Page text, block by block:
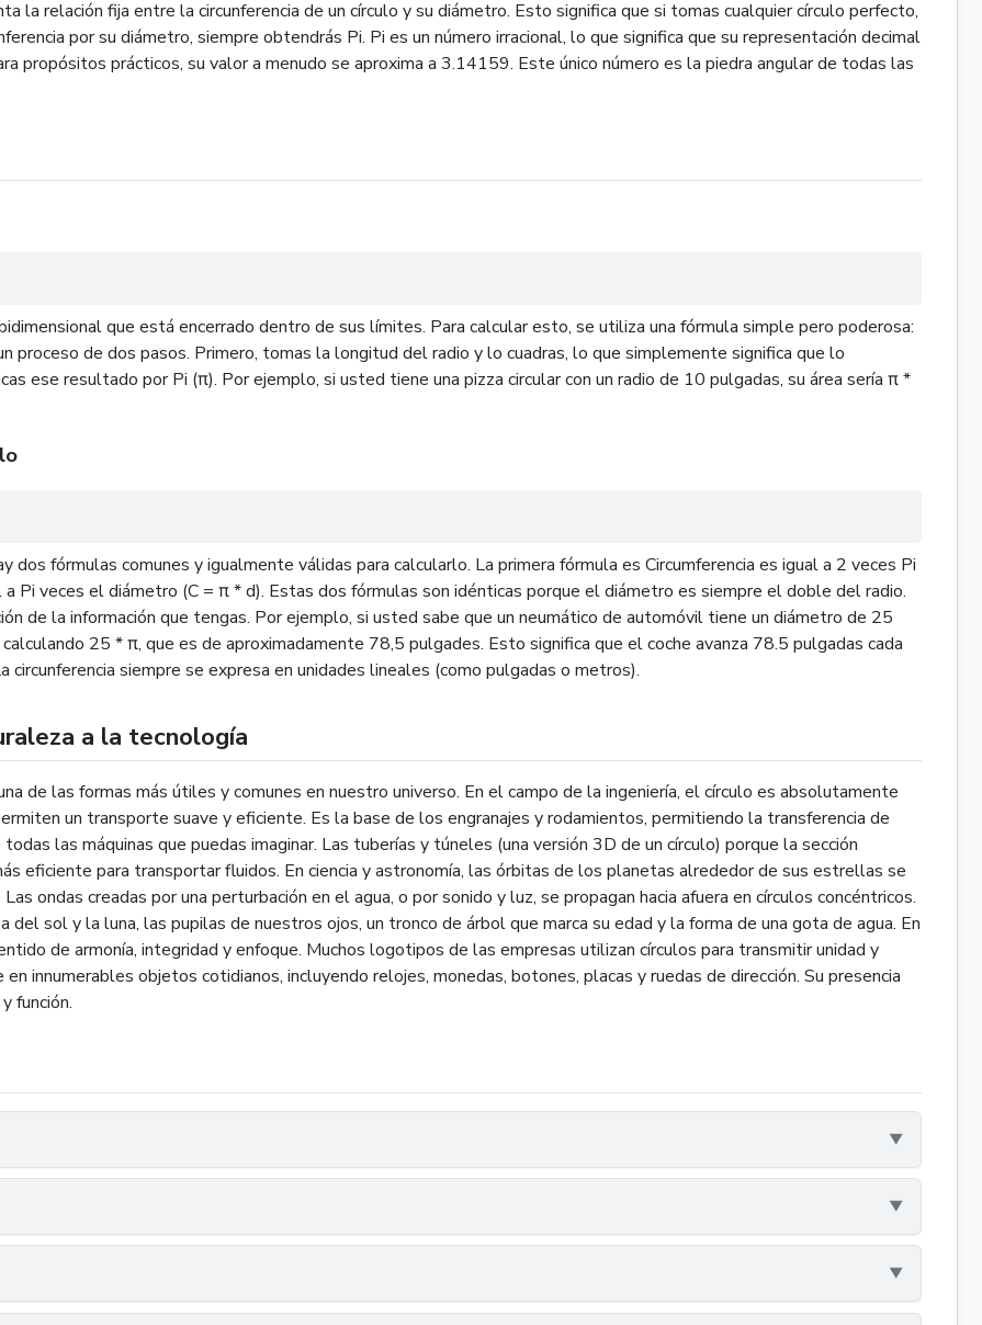
la relación fija entre la circunferencia de un círculo y su diámetro. Esto significa que si tomas cualquier círculo perfecto,
por su diámetro, siempre obtendrás Pi. Pi es un número irracional, lo que significa que su representación decimal
propósitos prácticos, su valor a menudo se aproxima a 3.14159. Este único número es la piedra angular de todas las
que está encerrado dentro de sus límites. Para calcular esto, se utiliza una fórmula simple pero poderosa:
proceso de dos pasos. Primero, tomas la longitud del radio y lo cuadras, lo que simplemente significa que lo
ese resultado por Pi (π). Por ejemplo, si usted tiene una pizza circular con un radio de 10 pulgadas, su área sería π *
dos fórmulas comunes y igualmente válidas para calcularlo. La primera fórmula es Circumferencia es igual a 2 veces Pi
Pi veces el diámetro (C = π * d). Estas dos fórmulas son idénticas porque el diámetro es siempre el doble del radio.
de la información que tengas. Por ejemplo, si usted sabe que un neumático de automóvil tiene un diámetro de 25
25 * π, que es de aproximadamente 78,5 pulgades. Esto significa que el coche avanza 78.5 pulgadas cada
siempre se expresa en unidades lineales (como pulgadas o metros).
a la tecnología
de las formas más útiles y comunes en nuestro universo. En el campo de la ingeniería, el círculo es absolutamente
un transporte suave y eficiente. Es la base de los engranajes y rodamientos, permitiendo la transferencia de
las máquinas que puedas imaginar. Las tuberías y túneles (una versión 3D de un círculo) porque la sección
eficiente para transportar fluidos. En ciencia y astronomía, las órbitas de los planetas alrededor de sus estrellas se
ondas creadas por una perturbación en el agua, o por sonido y luz, se propagan hacia afuera en círculos concéntricos.
sol y la luna, las pupilas de nuestros ojos, un tronco de árbol que marca su edad y la forma de una gota de agua. En
de armonía, integridad y enfoque. Muchos logotipos de las empresas utilizan círculos para transmitir unidad y
innumerables objetos cotidianos, incluyendo relojes, monedas, botones, placas y ruedas de dirección. Su presencia
función.